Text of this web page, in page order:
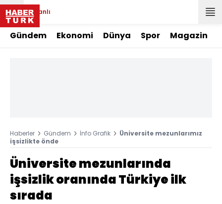
Canlı
Gündem Ekonomi Dünya Spor Magazin
Haberler Gündem İnfo Grafik
Üniversite mezunlarımız
işsizlikte önde
Üniversite mezunlarında
işsizlik oranında Türkiye ilk
sırada